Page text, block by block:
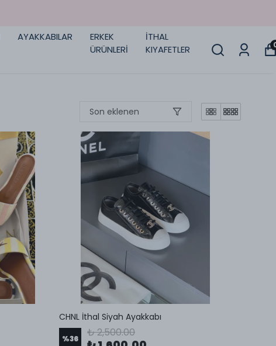
AYAKKABILAR
ERKEK
ÜRÜNLERİ
İTHAL
KIYAFETLER
Son eklenen
CHNL İthal Siyah Ayakkabı
%36 ₺ 2,500.00